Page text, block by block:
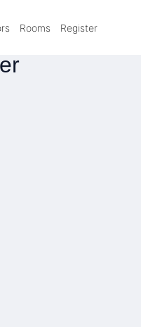
Rooms Register